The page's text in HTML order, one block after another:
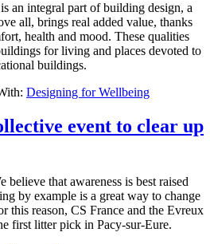
an integral part of building design, a
all, brings real added value, thanks
health and mood. These qualities
for living and places devoted to
buildings.
Designing for Wellbeing
event to clear up
believe that awareness is best raised
by example is a great way to change
this reason, CS France and the Evreux
first litter pick in Pacy-sur-Eure.